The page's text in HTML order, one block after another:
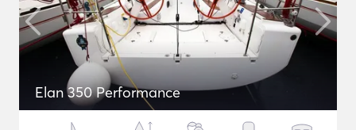
Elan 350 Performance